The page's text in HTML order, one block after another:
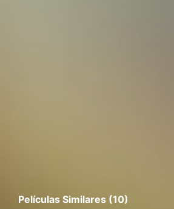
Películas Similares (10)